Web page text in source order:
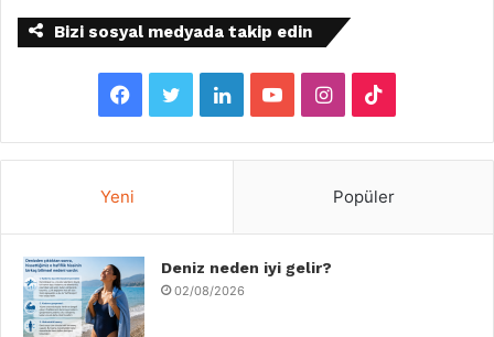
Bizi sosyal medyada takip edin
a
b
o
w
t
L
i
e
o
u
I
n
i
Yeni Popüler
Deniz neden iyi gelir?
02/08/2026